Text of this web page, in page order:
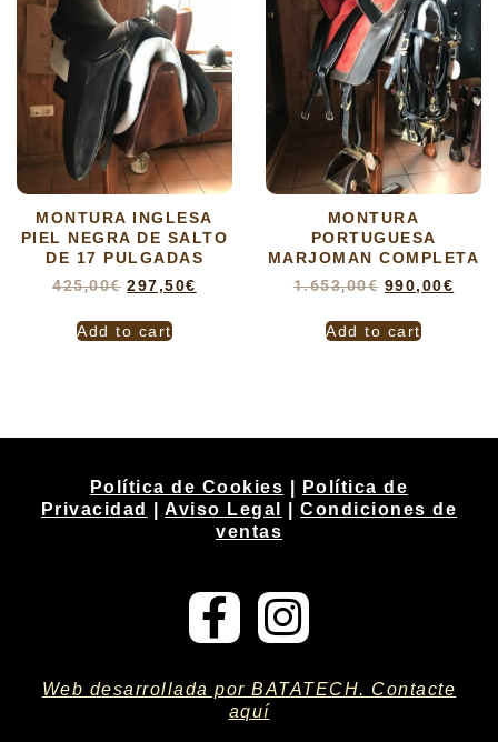
MONTURA INGLESA
PIEL NEGRA DE SALTO
DE 17 PULGADAS
425,00€ 297,50€
Add to cart
MONTURA
PORTUGUESA
MARJOMAN COMPLETA
1.653,00€ 990,00€
Add to cart
Política de Cookies
Política de
Privacidad
|Aviso Legal |Condiciones de
ventas
Web desarrollada por BATATECH. Contacte
aquí